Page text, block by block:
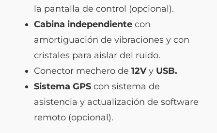
la pantalla de control (opcional).
Cabina independientecon
amortiguación de vibraciones y con
cristales para aislar del ruido.
Conector mechero de 12Vy USB.
Sistema GPScon sistema de
asistencia y actualización de software
remoto (opcional).